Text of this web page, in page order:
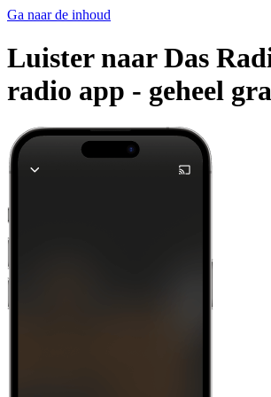
Ga naar de inhoud
Luister naar Das
radio app - geheel